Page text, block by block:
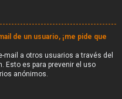
de un usuario, ¡me pide que
mail a otros usuarios a través del
Esto es para prevenir el uso
anónimos.